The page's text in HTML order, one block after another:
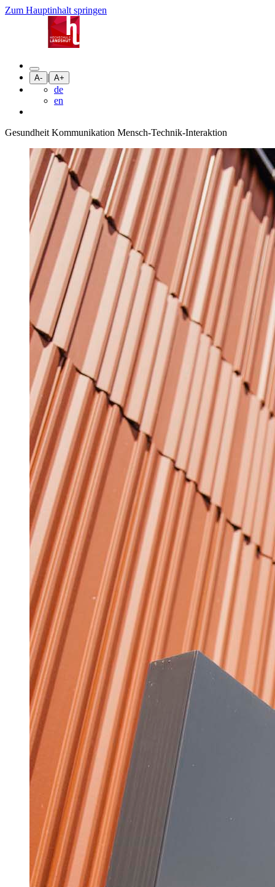
Zum Hauptinhalt springen
A- | A+
de
en
Gesundheit Kommunikation Mensch-Technik-Interaktion